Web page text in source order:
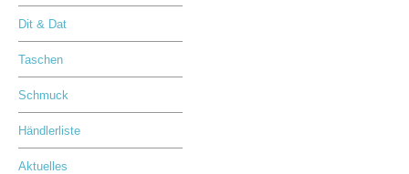
Dit & Dat
Taschen
Schmuck
Händlerliste
Aktuelles